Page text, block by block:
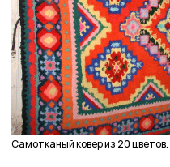
Самотканый ковер из 20 цветов.